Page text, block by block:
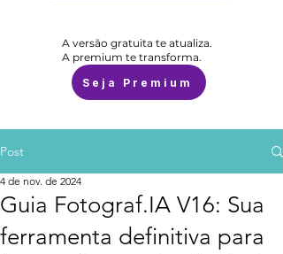
A versão gratuita te atualiza.
A premium te transforma.
Seja Premium
Post
Guia Fotograf.IA V16: Sua
ferramenta definitiva para
4 de nov. de 2024